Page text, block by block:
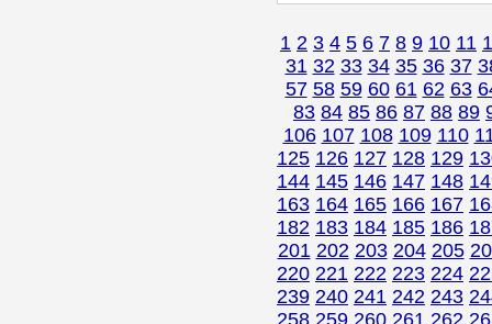
1 2 3 4 5 6 7 8 9 10 11
31 32 33 34 35 36 37
57 58 59 60 61 62 63
83 84 85 86 87 88 89
106 107 108 109 110
125 126 127 128 129
144 145 146 147 148
163 164 165 166 167
182 183 184 185 186
201 202 203 204 205
220 221 222 223 224
239 240 241 242 243
258 259 260 261 262